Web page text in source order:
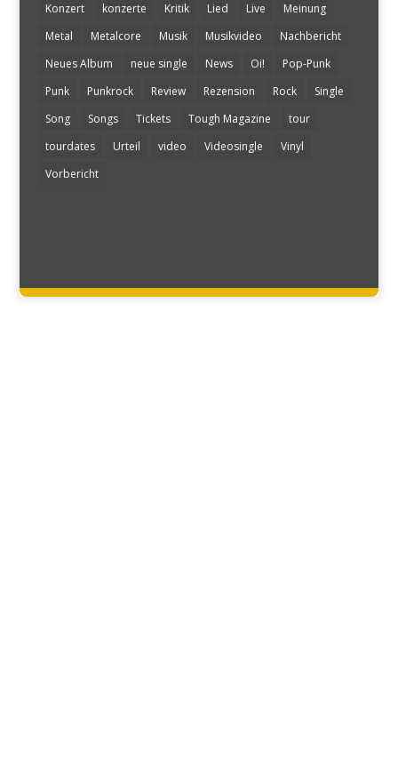
Konzert
konzerte Kritik Lied Live
Meinung
Metal
Metalcore Musik Musikvideo
Nachbericht
Neues Album
neue single News Oi!
Pop-Punk
Punk
Punkrock Review Rezension Rock
Single
Song
Songs Tickets Tough Magazine
tour
tourdates
Urteil video Videosingle
Vinyl
Vorbericht